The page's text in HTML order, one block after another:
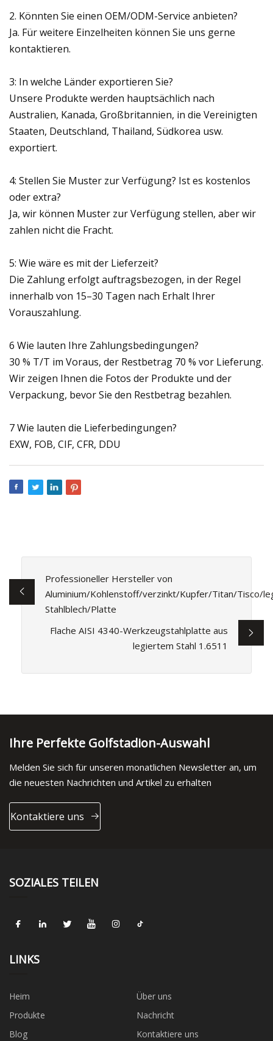
2. Könnten Sie einen OEM/ODM-Service anbieten?
Ja. Für weitere Einzelheiten können Sie uns gerne
kontaktieren.
3: In welche Länder exportieren Sie?
Unsere Produkte werden hauptsächlich nach
Australien, Kanada, Großbritannien, in die Vereinigten
Staaten, Deutschland, Thailand, Südkorea usw.
exportiert.
4: Stellen Sie Muster zur Verfügung? Ist es kostenlos
oder extra?
Ja, wir können Muster zur Verfügung stellen, aber wir
zahlen nicht die Fracht.
5: Wie wäre es mit der Lieferzeit?
Die Zahlung erfolgt auftragsbezogen, in der Regel
innerhalb von 15–30 Tagen nach Erhalt Ihrer
Vorauszahlung.
6 Wie lauten Ihre Zahlungsbedingungen?
30 % T/T im Voraus, der Restbetrag 70 % vor Lieferung.
Wir zeigen Ihnen die Fotos der Produkte und der
Verpackung, bevor Sie den Restbetrag bezahlen.
7 Wie lauten die Lieferbedingungen?
EXW, FOB, CIF, CFR, DDU
Professioneller Hersteller von
Aluminium/Kohlenstoff/verzinkt/Kupfer/Titan/Tisco/
Stahlblech/Platte
Flache AISI 4340-Werkzeugstahlplatte aus
legiertem Stahl 1.6511
Ihre Perfekte Golfstadion-Auswahl
Melden Sie sich für unseren monatlichen Newsletter an, um
die neuesten Nachrichten und Artikel zu erhalten
Kontaktiere uns
SOZIALES TEILEN
LINKS
Heim
Über uns
Produkte
Nachricht
Blog
Kontaktiere uns